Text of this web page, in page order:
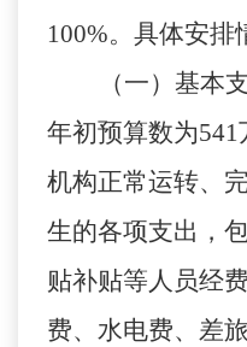
100%。 具体安排
（一）基本
年初预算数为541
机构正常运转、
生的各项支出，
贴补贴等人员经
费、水电费、差